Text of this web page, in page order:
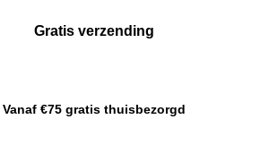
Gratis verzending
Vanaf €75 gratis thuisbezorgd